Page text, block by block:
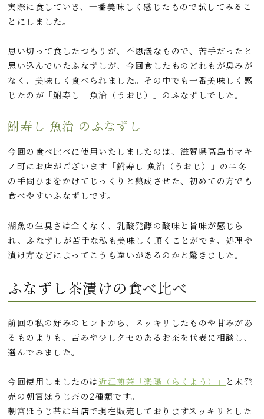
実際に食していき、一番美味しく感じたもので試してみるこ
とにしました。
思い切って食したつもりが、不思議なもので、苦手だったと
思い込んでいたふなずしが、今回食したものどれもが臭みが
なく、美味しく食べられました。その中でも一番美味しく感
じたのが「鮒寿し 魚治（うおじ）」のふなずしでした。
鮒寿し 魚治 のふなずし
今回の食べ比べに使用いたしましたのは、滋賀県高島市マキ
ノ町にお店がございます「鮒寿し 魚治（うおじ）」のニ冬
の手間ひまをかけてじっくりと熟成させた、初めての方でも
食べやすいふなずしです。
湖魚の生臭さは全くなく、乳酸発酵の酸味と旨味が感じら
れ、ふなずしが苦手な私も美味しく頂くことができ、処理や
漬け方などによってこうも違いがあるのかと驚きました。
ふなずし茶漬けの食べ比べ
前回の私の好みのヒントから、スッキリしたものや甘みがあ
るものよりも、苦みや少しクセのあるお茶を代表に相談し、
選んでみました。
今回使用しましたのは近江煎茶「楽陽（らくよう）」
と未発
売の朝宮ほうじ茶の2種類です。
朝宮ほうじ茶は当店で現在販売しておりますスッキリとした